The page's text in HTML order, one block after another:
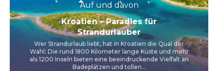
Auf und davon
Kroatien – Paradies für
Strandurlauber
Wer Strandurlaub liebt, hat in Kroatien die Qual der
Wahl: Die rund 1800 Kilometer lange Küste und mehr
als 1200 Inseln bieten eine beeindruckende Vielfalt an
Badeplätzen und tollen...